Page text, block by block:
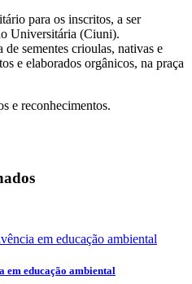
para os inscritos, a ser
Universitária (Ciuni).
sementes crioulas, nativas e
e elaborados orgânicos, na praça
e reconhecimentos.
em educação ambiental